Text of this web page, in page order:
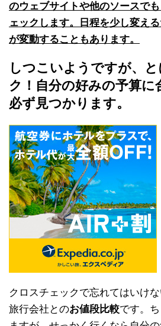
のウェブサイトや他のソースで
ェックします。日程を少し変え
が変動することもあります。
しつこいようですが、
ク！自分の好みの予算
必ず見つかります。
クロスチェックで忘れてはいけ
旅行会社とのお値段比較です。